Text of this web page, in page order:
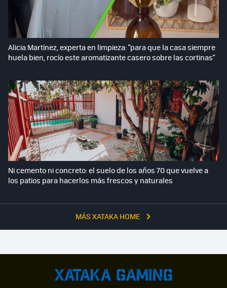
MÁS XATAKA HOME
Alicia Martínez, experta en limpieza: "para que la casa siempre
huela bien, rocío este aromatizante casero sobre las cortinas"
Ni cemento ni concreto: el suelo de los años 70 que vuelve a
los patios para hacerlos más frescos y naturales